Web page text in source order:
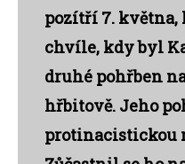
pozítří 7. května,
chvíle, kdy byl
druhé pohřben
hřbitově. Jeho
protinacistickou